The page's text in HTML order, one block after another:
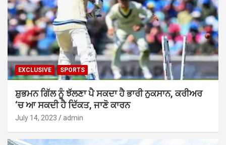
EXCLUSIVE SPORTS
ਸ਼ੁਭਮਨ ਗਿੱਲ ਨੂੰ ਝੱਲਣਾ ਪੈ ਸਕਦਾ ਹੈ ਭਾਰੀ ਨੁਕਸਾਨ, ਕਰੀਅਰ
‘ਚ ਆ ਸਕਦੀ ਹੈ ਦਿੱਕਤ, ਜਾਣੋ ਕਾਰਨ
July 14, 2023 admin